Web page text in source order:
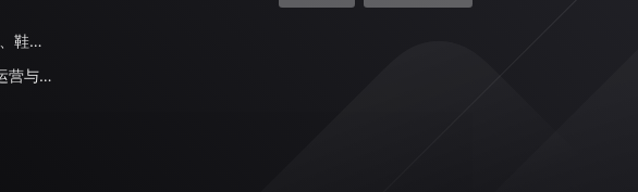
餐饮、线下零售、生活服务、教育、电商平台、奢侈品/配饰、鞋服运动、母婴玩具、家电数码、旅游住宿、美妆、日化、商场百货、医疗、食品饮料、汽车、家居、出行交通、金融、体育、房地产、游戏、其他、工具、政务民生、文娱、企业官网
小程序代开发、接口能力、小程序插件、小商店增值服务、运营与管理